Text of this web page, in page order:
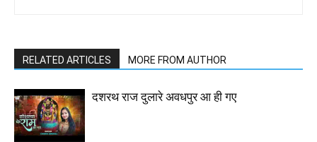
RELATED ARTICLES MORE FROM AUTHOR
दशरथ राज दुलारे अवधपुर आ ही गए